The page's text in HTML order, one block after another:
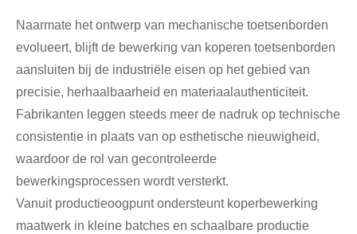
Naarmate het ontwerp van mechanische toetsenborden
evolueert, blijft de bewerking van koperen toetsenborden
aansluiten bij de industriële eisen op het gebied van
precisie, herhaalbaarheid en materiaalauthenticiteit.
Fabrikanten leggen steeds meer de nadruk op technische
consistentie in plaats van op esthetische nieuwigheid,
waardoor de rol van gecontroleerde
bewerkingsprocessen wordt versterkt.
Vanuit productieoogpunt ondersteunt koperbewerking
maatwerk in kleine batches en schaalbare productie